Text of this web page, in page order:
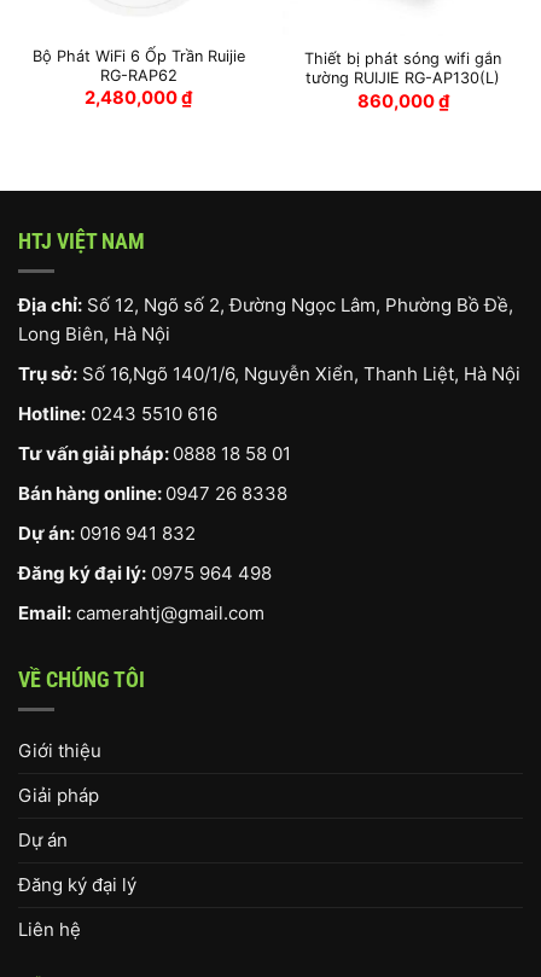
Bộ Phát WiFi 6 Ốp Trần Ruijie
RG-RAP62
2,480,000₫
Thiết bị phát sóng wifi gắn
tường RUIJIE RG-AP130(L)
860,000₫
HTJ VIỆT NAM
Địa chỉ: Số 12, Ngõ số 2, Đường Ngọc Lâm, Phường Bồ Đề,
Long Biên, Hà Nội
Trụ sở: Số 16,Ngõ 140/1/6, Nguyễn Xiển, Thanh Liệt, Hà Nội
Hotline: 0243 5510 616
Tư vấn giải pháp: 0888 18 58 01
Bán hàng online: 0947 26 8338
Dự án: 0916 941 832
Đăng ký đại lý: 0975 964 498
Email: camerahtj@gmail.com
VỀ CHÚNG TÔI
Giới thiệu
Giải pháp
Dự án
Đăng ký đại lý
Liên hệ